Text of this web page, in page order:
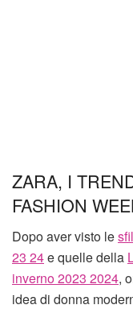
ZARA, I
FASHION
Dopo aver visto le
23 24e quelle della
inverno 2023 2024,
idea di donna